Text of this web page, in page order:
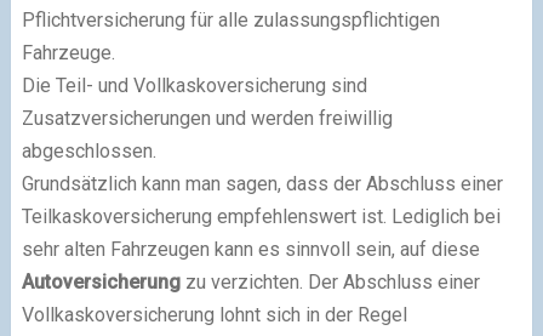
Pflichtversicherung für alle zulassungspflichtigen
Fahrzeuge.
Die Teil- und Vollkaskoversicherung sind
Zusatzversicherungen und werden freiwillig
abgeschlossen.
Grundsätzlich kann man sagen, dass der Abschluss einer
Teilkaskoversicherung empfehlenswert ist. Lediglich bei
sehr alten Fahrzeugen kann es sinnvoll sein, auf diese
Autoversicherungzu verzichten. Der Abschluss einer
Vollkaskoversicherung lohnt sich in der Regel